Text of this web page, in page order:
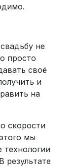
не
просто
своё
и
на
скорости
мы
результате